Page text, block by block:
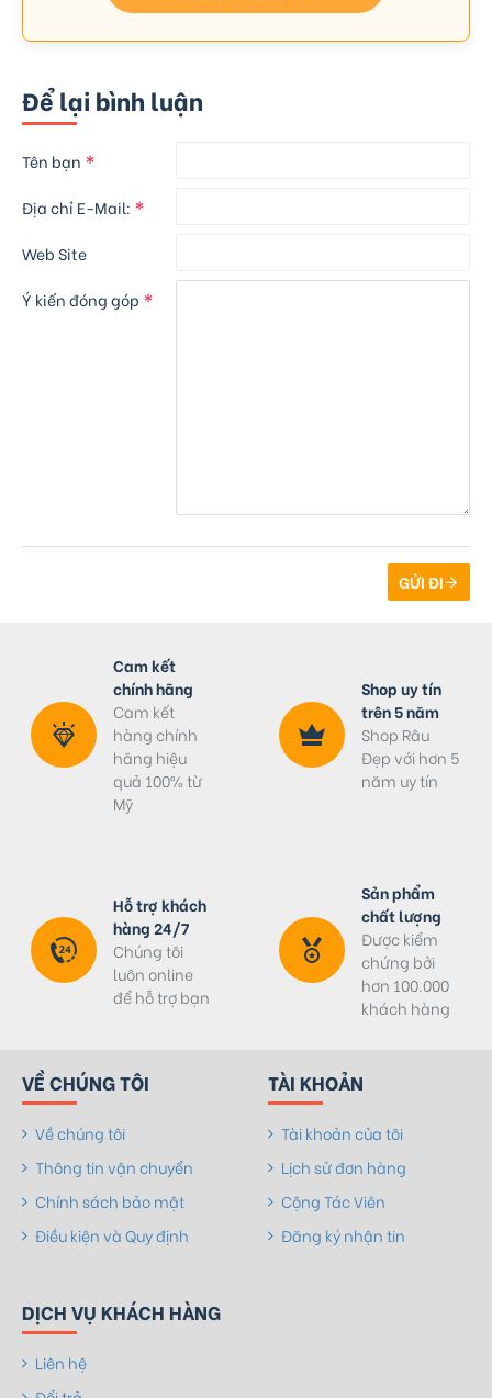
Để lại bình luận
Tên bạn
Địa chỉ E-Mail:
Web Site
Ý kiến đóng góp
GỬI ĐI
Cam kết
chính hãng
Cam kết
hàng chính
hãng hiệu
quả 100% từ
Mỹ
Shop uy tín
trên 5 năm
Shop Râu
Đẹp với hơn 5
năm uy tín
Hỗ trợ khách
hàng 24/7
Chúng tôi
luôn online
để hỗ trợ bạn
Sản phẩm
chất lượng
Được kiểm
chứng bởi
hơn 100.000
khách hàng
VỀ CHÚNG TÔI
Về chúng tôi
Thông tin vận chuyển
Chính sách bảo mật
Điều kiện và Quy định
TÀI KHOẢN
Tài khoản của tôi
Lịch sử đơn hàng
Cộng Tác Viên
Đăng ký nhận tin
DỊCH VỤ KHÁCH HÀNG
Liên hệ